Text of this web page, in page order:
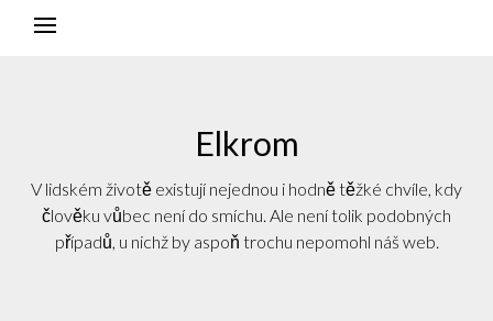
Elkrom
V lidském životě existují nejednou i hodně těžké chvíle, kdy
člověku vůbec není do smíchu. Ale není tolik podobných
případů, u nichž by aspoň trochu nepomohl náš web.